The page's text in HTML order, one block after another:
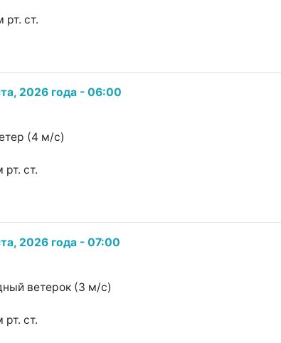
рт. ст.
2026 года - 06:00
(4 м/с)
ст.
2026 года - 07:00
ветерок (3 м/с)
ст.